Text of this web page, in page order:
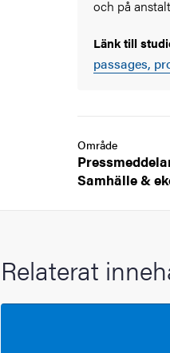
och på
Länk till
passages,
Område
Samhälle &
Relaterat